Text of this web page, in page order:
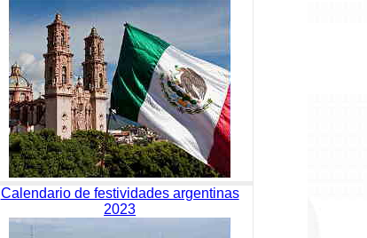
Calendario de festividades argentinas
2023